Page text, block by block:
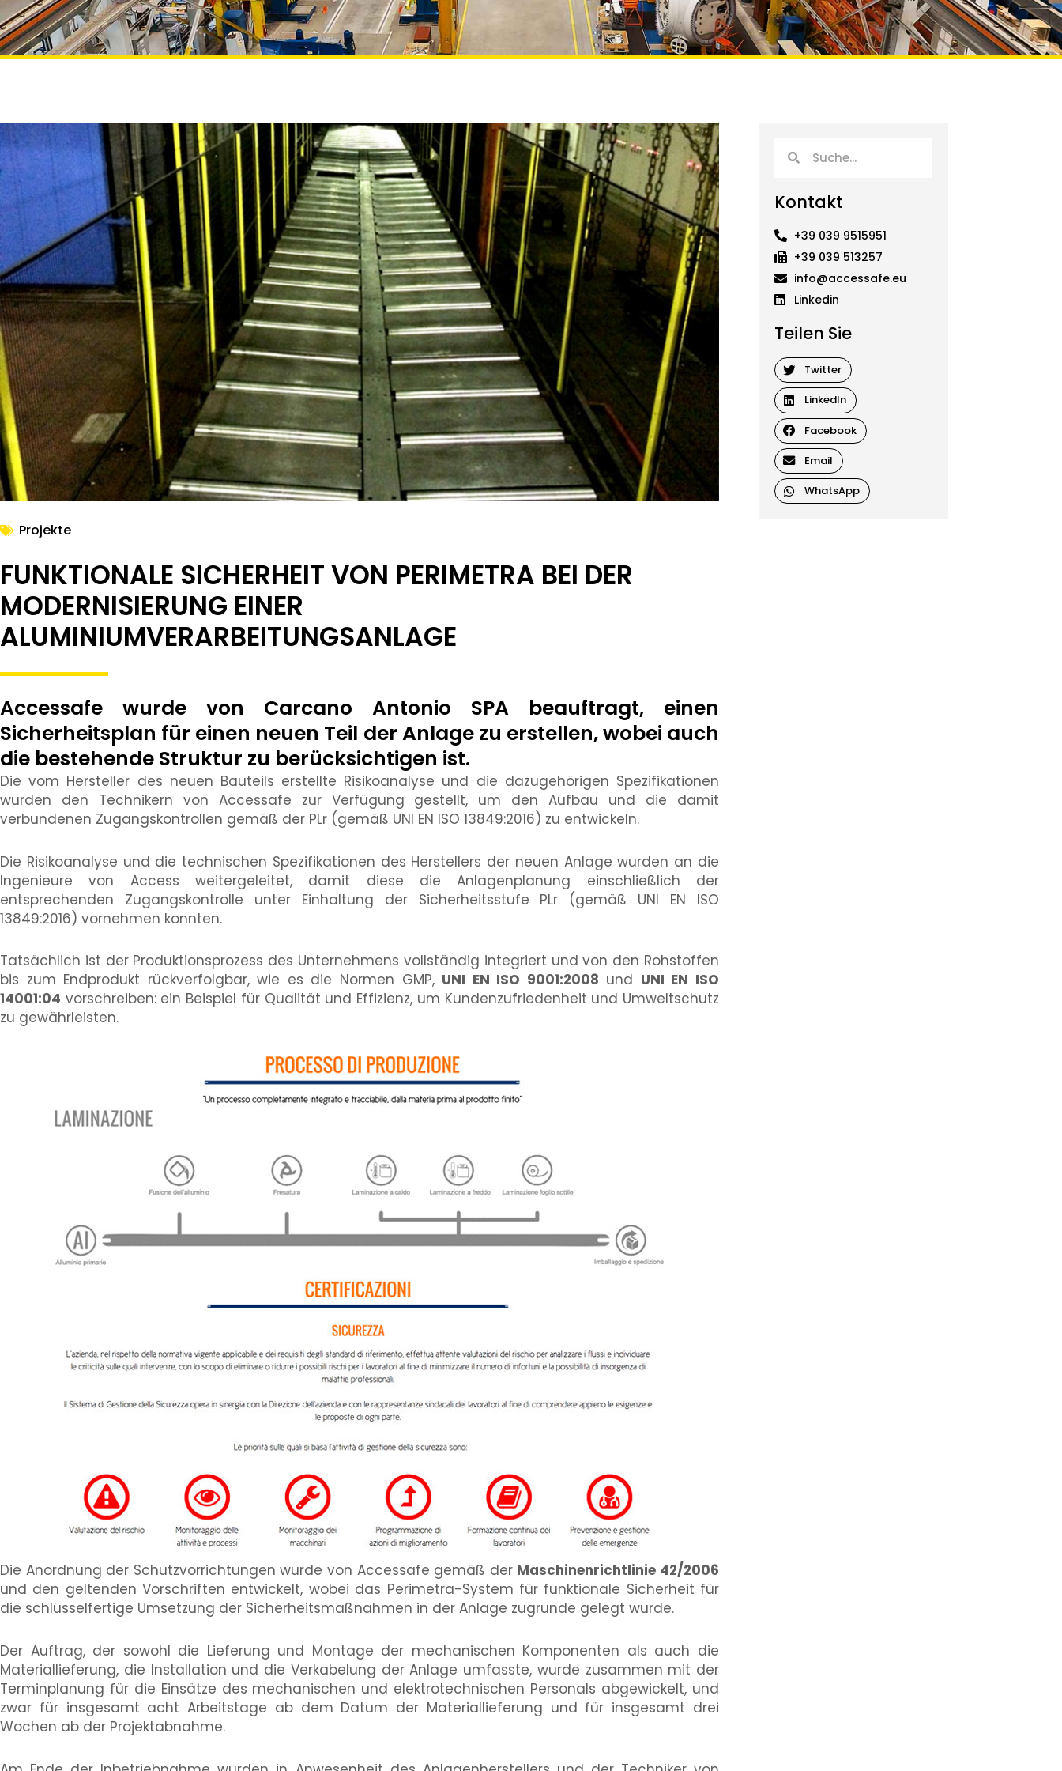
Projekte
NEWS
Projekte
FUNKTIONALE SICHERHEIT VON PERIMETRA BEI DER
MODERNISIERUNG EINER
ALUMINIUMVERARBEITUNGSANLAGE
Accessafe wurde von Carcano Antonio SPA beauftragt, einen
Sicherheitsplan für einen neuen Teil der Anlage zu erstellen, wobei auch
die bestehende Struktur zu berücksichtigen ist.
Die vom Hersteller des neuen Bauteils erstellte Risikoanalyse und die dazugehörigen Spezifikationen
wurden den Technikern von Accessafe zur Verfügung gestellt, um den Aufbau und die damit
verbundenen Zugangskontrollen gemäß der PLr (gemäß UNI EN ISO 13849:2016) zu entwickeln.
Die Risikoanalyse und die technischen Spezifikationen des Herstellers der neuen Anlage wurden an die
Ingenieure von Access weitergeleitet, damit diese die Anlagenplanung einschließlich der
entsprechenden Zugangskontrolle unter Einhaltung der Sicherheitsstufe PLr (gemäß UNI EN ISO
13849:2016) vornehmen konnten.
Tatsächlich ist der Produktionsprozess des Unternehmens vollständig integriert und von den Rohstoffen
bis zum Endprodukt rückverfolgbar, wie es die Normen GMP, UNI EN ISO 9001:2008 und UNI EN ISO
14001:04 vorschreiben: ein Beispiel für Qualität und Effizienz, um Kundenzufriedenheit und Umweltschutz
zu gewährleisten.
Die Anordnung der Schutzvorrichtungen wurde von Accessafe gemäß der Maschinenrichtlinie 42/2006
und den geltenden Vorschriften entwickelt, wobei das Perimetra-System für funktionale Sicherheit für
die schlüsselfertige Umsetzung der Sicherheitsmaßnahmen in der Anlage zugrunde gelegt wurde.
Der Auftrag, der sowohl die Lieferung und Montage der mechanischen Komponenten als auch die
Materiallieferung, die Installation und die Verkabelung der Anlage umfasste, wurde zusammen mit der
Terminplanung für die Einsätze des mechanischen und elektrotechnischen Personals abgewickelt, und
zwar für insgesamt acht Arbeitstage ab dem Datum der Materiallieferung und für insgesamt drei
Wochen ab der Projektabnahme.
Kontakt
+39 039 9515951
+39 039 513257
info@accessafe.eu
Linkedin
Teilen Sie
Twitter
LinkedIn
Facebook
Email
WhatsApp